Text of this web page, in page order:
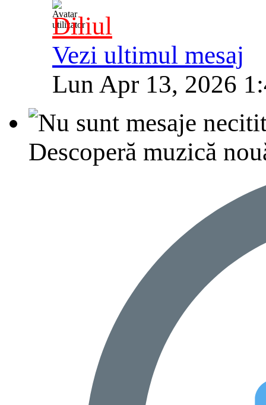
Diliul
Vezi ultimul mesaj
Lun Apr 13, 2026
Descoperă muzică